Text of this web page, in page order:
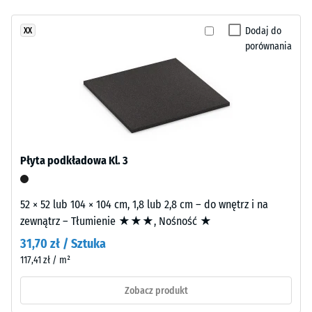
granulatu
czerni
transparentnego
spoiwa
odpornego
Mieszanka
godzinach
odciążenia
kg/m³
Tłumienie
wstrząsów,
drgań i
dźwięków
uderzeniowych
– Wartość
skali 2 =
tłumienie
jeszcze
żadnego
Dodaj do
porównania
XX
Płyta podkładowa Kl. 3
52 × 52 lub 104 × 104 cm, 1,8 lub 2,8 cm – do wnętrz i na
zewnątrz – Tłumienie ★★★, Nośność ★
31,70 zł / Sztuka
117,41 zł / m²
Zobacz produkt